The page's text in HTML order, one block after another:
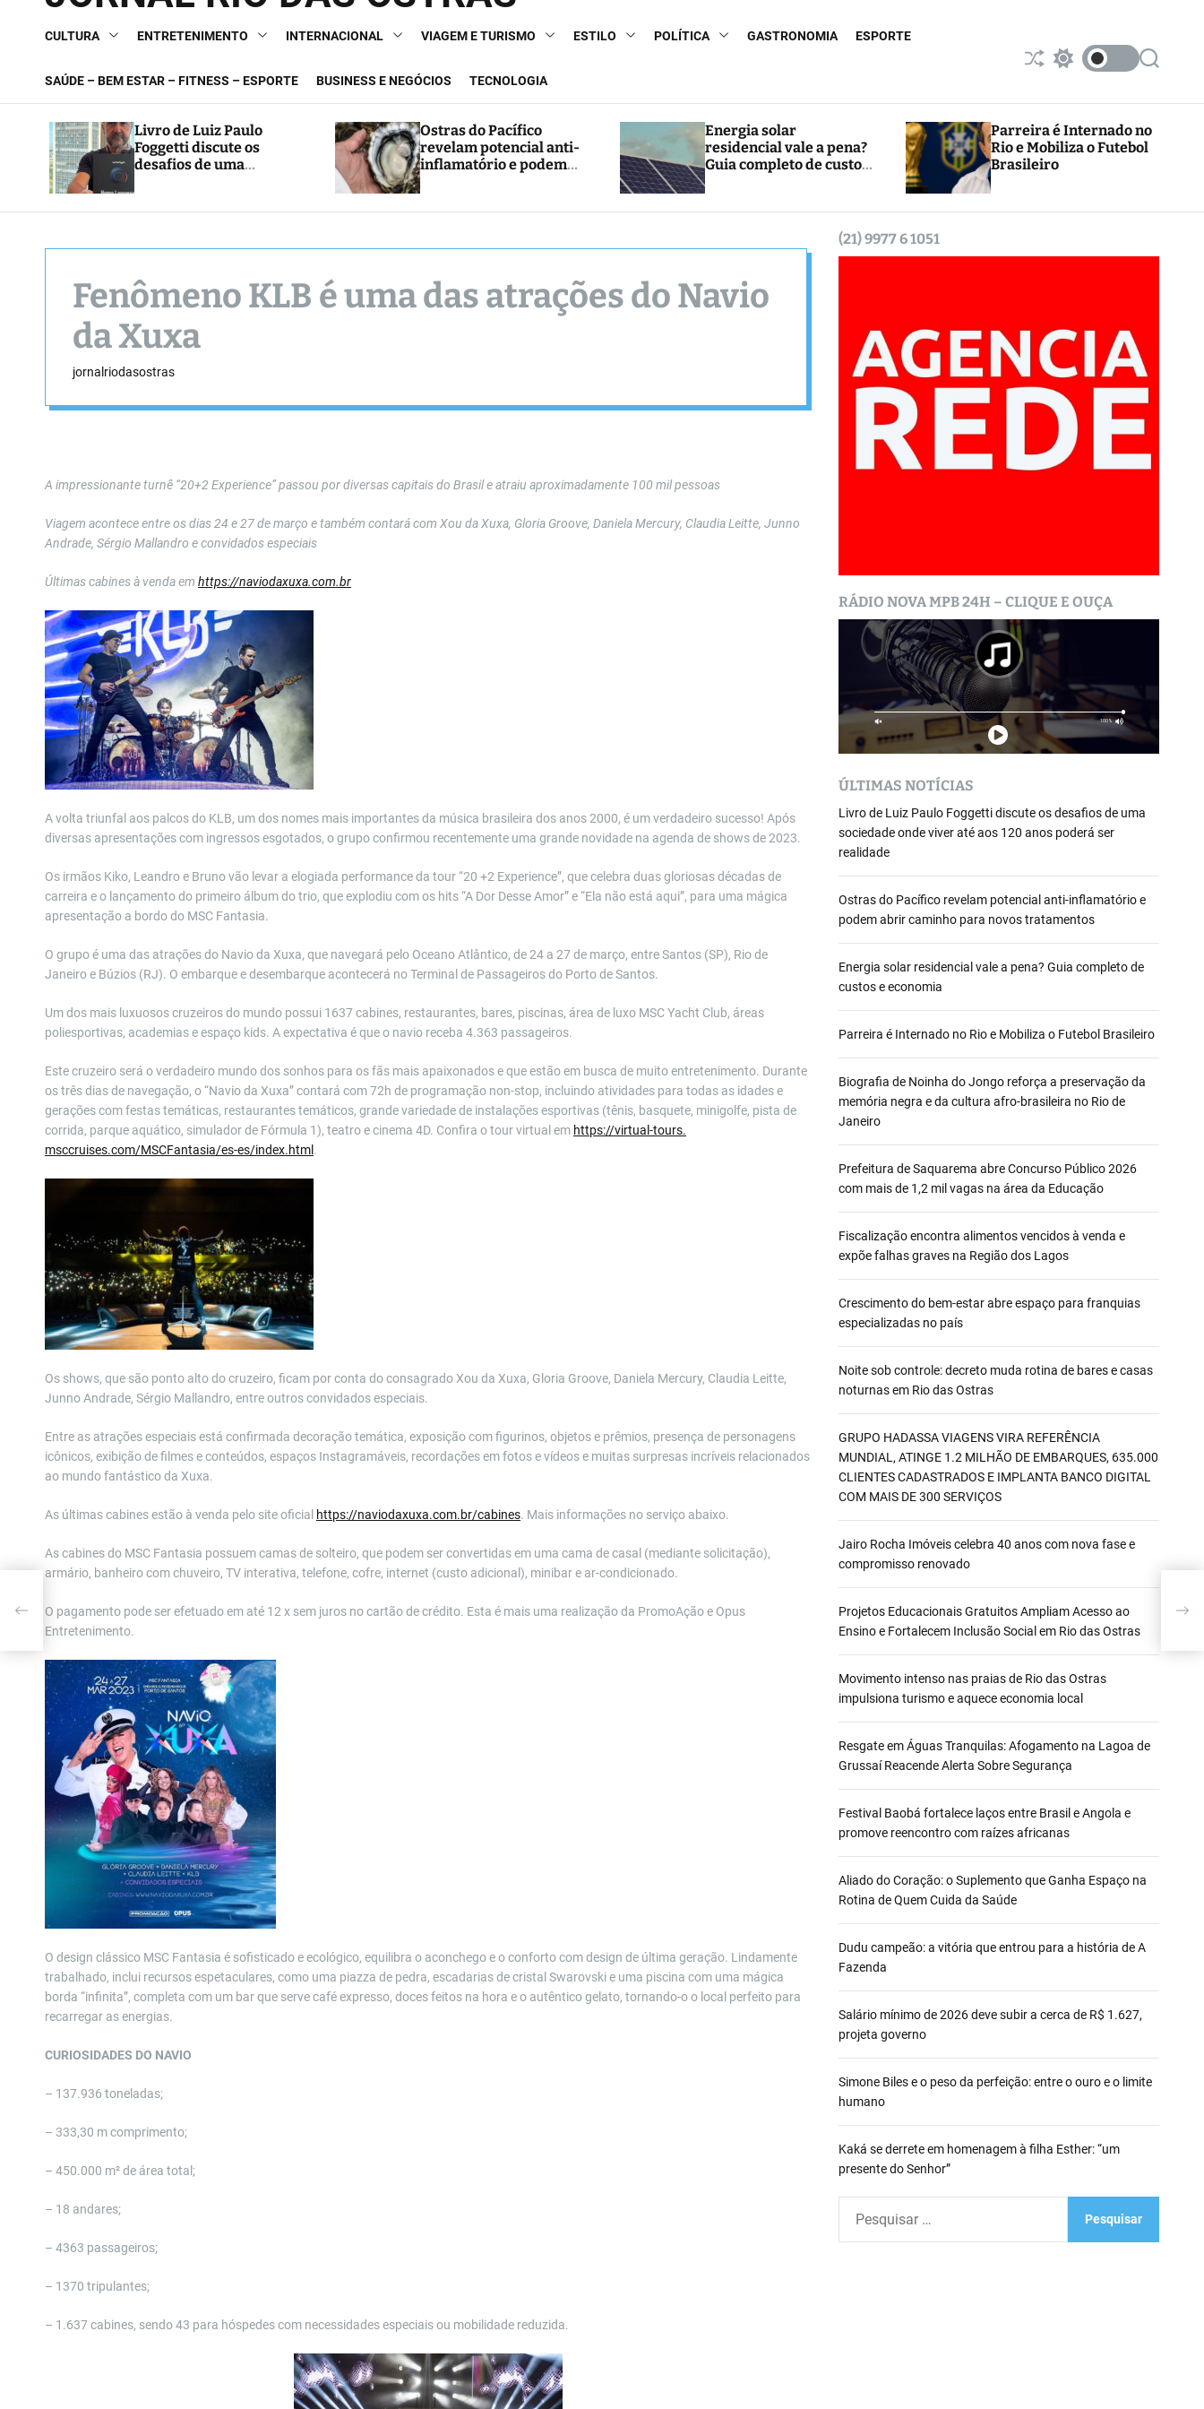
CULTURA ENTRETENIMENTO INTERNACIONAL VIAGEM E TURISMO ESTILO POLÍTICA GASTRONOMIA ESPORTE
SAÚDE – BEM ESTAR – FITNESS – ESPORTE BUSINESS E NEGÓCIOS TECNOLOGIA
S
l
e
S
c
h
c
o
r
S
c
h
Livro de Luiz Paulo
Foggetti discute os
desafios de uma
realidade
Ostras do Pacífico
revelam potencial anti-
inflamatório e podem
abrir caminho para
novos tratamentos
Energia solar
residencial vale a pena?
Guia completo de custos
Parreira é Internado no
Rio e Mobiliza o Futebol
Brasileiro
Fenômeno KLB é uma das atrações do Navio
da Xuxa
jornalriodasostras
A impressionante turnê “20+2 Experience” passou por diversas capitais do Brasil e atraiu aproximadamente 100 mil pessoas
Viagem acontece entre os dias 24 e 27 de março e também contará com Xou da Xuxa, Gloria Groove, Daniela Mercury, Claudia Leitte, Junno
Andrade, Sérgio Mallandro e convidados especiais
Últimas cabines à venda em https://naviodaxuxa.com.br
A volta triunfal aos palcos do KLB, um dos nomes mais importantes da música brasileira dos anos 2000, é um verdadeiro sucesso! Após
diversas apresentações com ingressos esgotados, o grupo confirmou recentemente uma grande novidade na agenda de shows de 2023.
Os irmãos Kiko, Leandro e Bruno vão levar a elogiada performance da tour “20 +2 Experience”, que celebra duas gloriosas décadas de
carreira e o lançamento do primeiro álbum do trio, que explodiu com os hits “A Dor Desse Amor” e “Ela não está aqui”, para uma mágica
apresentação a bordo do MSC Fantasia.
O grupo é uma das atrações do Navio da Xuxa, que navegará pelo Oceano Atlântico, de 24 a 27 de março, entre Santos (SP), Rio de
Janeiro e Búzios (RJ). O embarque e desembarque acontecerá no Terminal de Passageiros do Porto de Santos.
Um dos mais luxuosos cruzeiros do mundo possui 1637 cabines, restaurantes, bares, piscinas, área de luxo MSC Yacht Club, áreas
poliesportivas, academias e espaço kids. A expectativa é que o navio receba 4.363 passageiros.
Este cruzeiro será o verdadeiro mundo dos sonhos para os fãs mais apaixonados e que estão em busca de muito entretenimento. Durante
os três dias de navegação, o “Navio da Xuxa” contará com 72h de programação non-stop, incluindo atividades para todas as idades e
gerações com festas temáticas, restaurantes temáticos, grande variedade de instalações esportivas (tênis, basquete, minigolfe, pista de
corrida, parque aquático, simulador de Fórmula 1), teatro e cinema 4D. Confira o tour virtual em https://virtual-tours.
msccruises.com/MSCFantasia/es-es/index.html .
Os shows, que são ponto alto do cruzeiro, ficam por conta do consagrado Xou da Xuxa, Gloria Groove, Daniela Mercury, Claudia Leitte,
Junno Andrade, Sérgio Mallandro, entre outros convidados especiais.
Entre as atrações especiais está confirmada decoração temática, exposição com figurinos, objetos e prêmios, presença de personagens
icônicos, exibição de filmes e conteúdos, espaços Instagramáveis, recordações em fotos e vídeos e muitas surpresas incríveis relacionados
ao mundo fantástico da Xuxa.
As últimas cabines estão à venda pelo site oficial https://naviodaxuxa.com.br/cabines. Mais informações no serviço abaixo.
As cabines do MSC Fantasia possuem camas de solteiro, que podem ser convertidas em uma cama de casal (mediante solicitação),
armário, banheiro com chuveiro, TV interativa, telefone, cofre, internet (custo adicional), minibar e ar-condicionado.
O pagamento pode ser efetuado em até 12 x sem juros no cartão de crédito. Esta é mais uma realização da PromoAção e Opus
Entretenimento.
O design clássico MSC Fantasia é sofisticado e ecológico, equilibra o aconchego e o conforto com design de última geração. Lindamente
trabalhado, inclui recursos espetaculares, como uma piazza de pedra, escadarias de cristal Swarovski e uma piscina com uma mágica
borda “infinita”, completa com um bar que serve café expresso, doces feitos na hora e o autêntico gelato, tornando-o o local perfeito para
recarregar as energias.
CURIOSIDADES DO NAVIO
– 137.936 toneladas;
– 333,30 m comprimento;
– 450.000 m² de área total;
– 18 andares;
– 4363 passageiros;
– 1370 tripulantes;
– 1.637 cabines, sendo 43 para hóspedes com necessidades especiais ou mobilidade reduzida.
(21) 9977 6 1051
RÁDIO NOVA MPB 24H – CLIQUE E OUÇA
ÚLTIMAS NOTÍCIAS
Livro de Luiz Paulo Foggetti discute os desafios de uma
sociedade onde viver até aos 120 anos poderá ser
realidade
Ostras do Pacífico revelam potencial anti-inflamatório e
podem abrir caminho para novos tratamentos
Energia solar residencial vale a pena? Guia completo de
custos e economia
Parreira é Internado no Rio e Mobiliza o Futebol Brasileiro
Biografia de Noinha do Jongo reforça a preservação da
memória negra e da cultura afro-brasileira no Rio de
Janeiro
Prefeitura de Saquarema abre Concurso Público 2026
com mais de 1,2 mil vagas na área da Educação
Fiscalização encontra alimentos vencidos à venda e
expõe falhas graves na Região dos Lagos
Crescimento do bem-estar abre espaço para franquias
especializadas no país
Noite sob controle: decreto muda rotina de bares e casas
noturnas em Rio das Ostras
GRUPO HADASSA VIAGENS VIRA REFERÊNCIA
MUNDIAL, ATINGE 1.2 MILHÃO DE EMBARQUES, 635.000
CLIENTES CADASTRADOS E IMPLANTA BANCO DIGITAL
COM MAIS DE 300 SERVIÇOS
Jairo Rocha Imóveis celebra 40 anos com nova fase e
compromisso renovado
Projetos Educacionais Gratuitos Ampliam Acesso ao
Ensino e Fortalecem Inclusão Social em Rio das Ostras
Movimento intenso nas praias de Rio das Ostras
impulsiona turismo e aquece economia local
Resgate em Águas Tranquilas: Afogamento na Lagoa de
Grussaí Reacende Alerta Sobre Segurança
Festival Baobá fortalece laços entre Brasil e Angola e
promove reencontro com raízes africanas
Aliado do Coração: o Suplemento que Ganha Espaço na
Rotina de Quem Cuida da Saúde
Dudu campeão: a vitória que entrou para a história de A
Fazenda
Salário mínimo de 2026 deve subir a cerca de R$ 1.627,
projeta governo
Simone Biles e o peso da perfeição: entre o ouro e o limite
humano
Kaká se derrete em homenagem à filha Esther: “um
presente do Senhor”